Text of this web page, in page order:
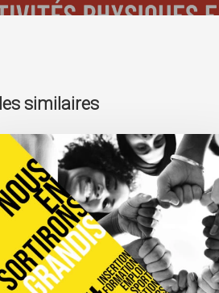
similaires